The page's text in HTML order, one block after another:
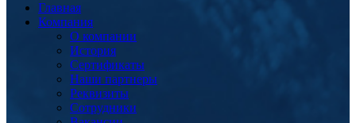
Главная
Компания
О компании
История
Сертификаты
Наши партнеры
Реквизиты
Сотрудники